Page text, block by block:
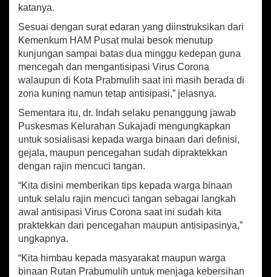
katanya.
Sesuai dengan surat edaran yang diinstruksikan dari
Kemenkum HAM Pusat mulai besok menutup
kunjungan sampai batas dua minggu kedepan guna
mencegah dan mengantisipasi Virus Corona
walaupun di Kota Prabmulih saat ini masih berada di
zona kuning namun tetap antisipasi,” jelasnya.
Sementara itu, dr. Indah selaku penanggung jawab
Puskesmas Kelurahan Sukajadi mengungkapkan
untuk sosialisasi kepada warga binaan dari definisi,
gejala, maupun pencegahan sudah dipraktekkan
dengan rajin mencuci tangan.
“Kita disini memberikan tips kepada warga binaan
untuk selalu rajin mencuci tangan sebagai langkah
awal antisipasi Virus Corona saat ini sudah kita
praktekkan dari pencegahan maupun antisipasinya,”
ungkapnya.
“Kita himbau kepada masyarakat maupun warga
binaan Rutan Prabumulih untuk menjaga kebersihan